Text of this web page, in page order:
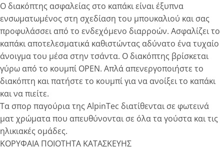
O διακόπτης ασφαλείας στο καπάκι είναι έξυπνα
ενσωματωμένος στη σχεδίαση του μπουκαλιού και σας
προφυλάσσει από το ενδεχόμενο διαρροών. Ασφαλίζει το
καπάκι αποτελεσματικά καθιστώντας αδύνατο ένα τυχαίο
άνοιγμα του μέσα στην τσάντα. Ο διακόπτης βρίσκεται
γύρω από το κουμπί OPEN. Απλά απενεργοποιήστε το
διακόπτη και πατήστε το κουμπί για να ανοίξει το καπάκι
και να πιείτε.
Τα σπορ παγούρια της AlpinTec διατίθενται σε φωτεινά
ματ χρώματα που απευθύνονται σε όλα τα γούστα και τις
ηλικιακές ομάδες.
ΚΟΡΥΦΑΙΑ ΠΟΙΟΤΗΤΑ ΚΑΤΑΣΚΕΥΗΣ